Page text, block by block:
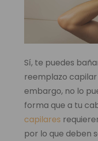
Sí, te puedes
reemplazo capilar
embargo, no lo
forma que a tu
capilares
por lo que deben